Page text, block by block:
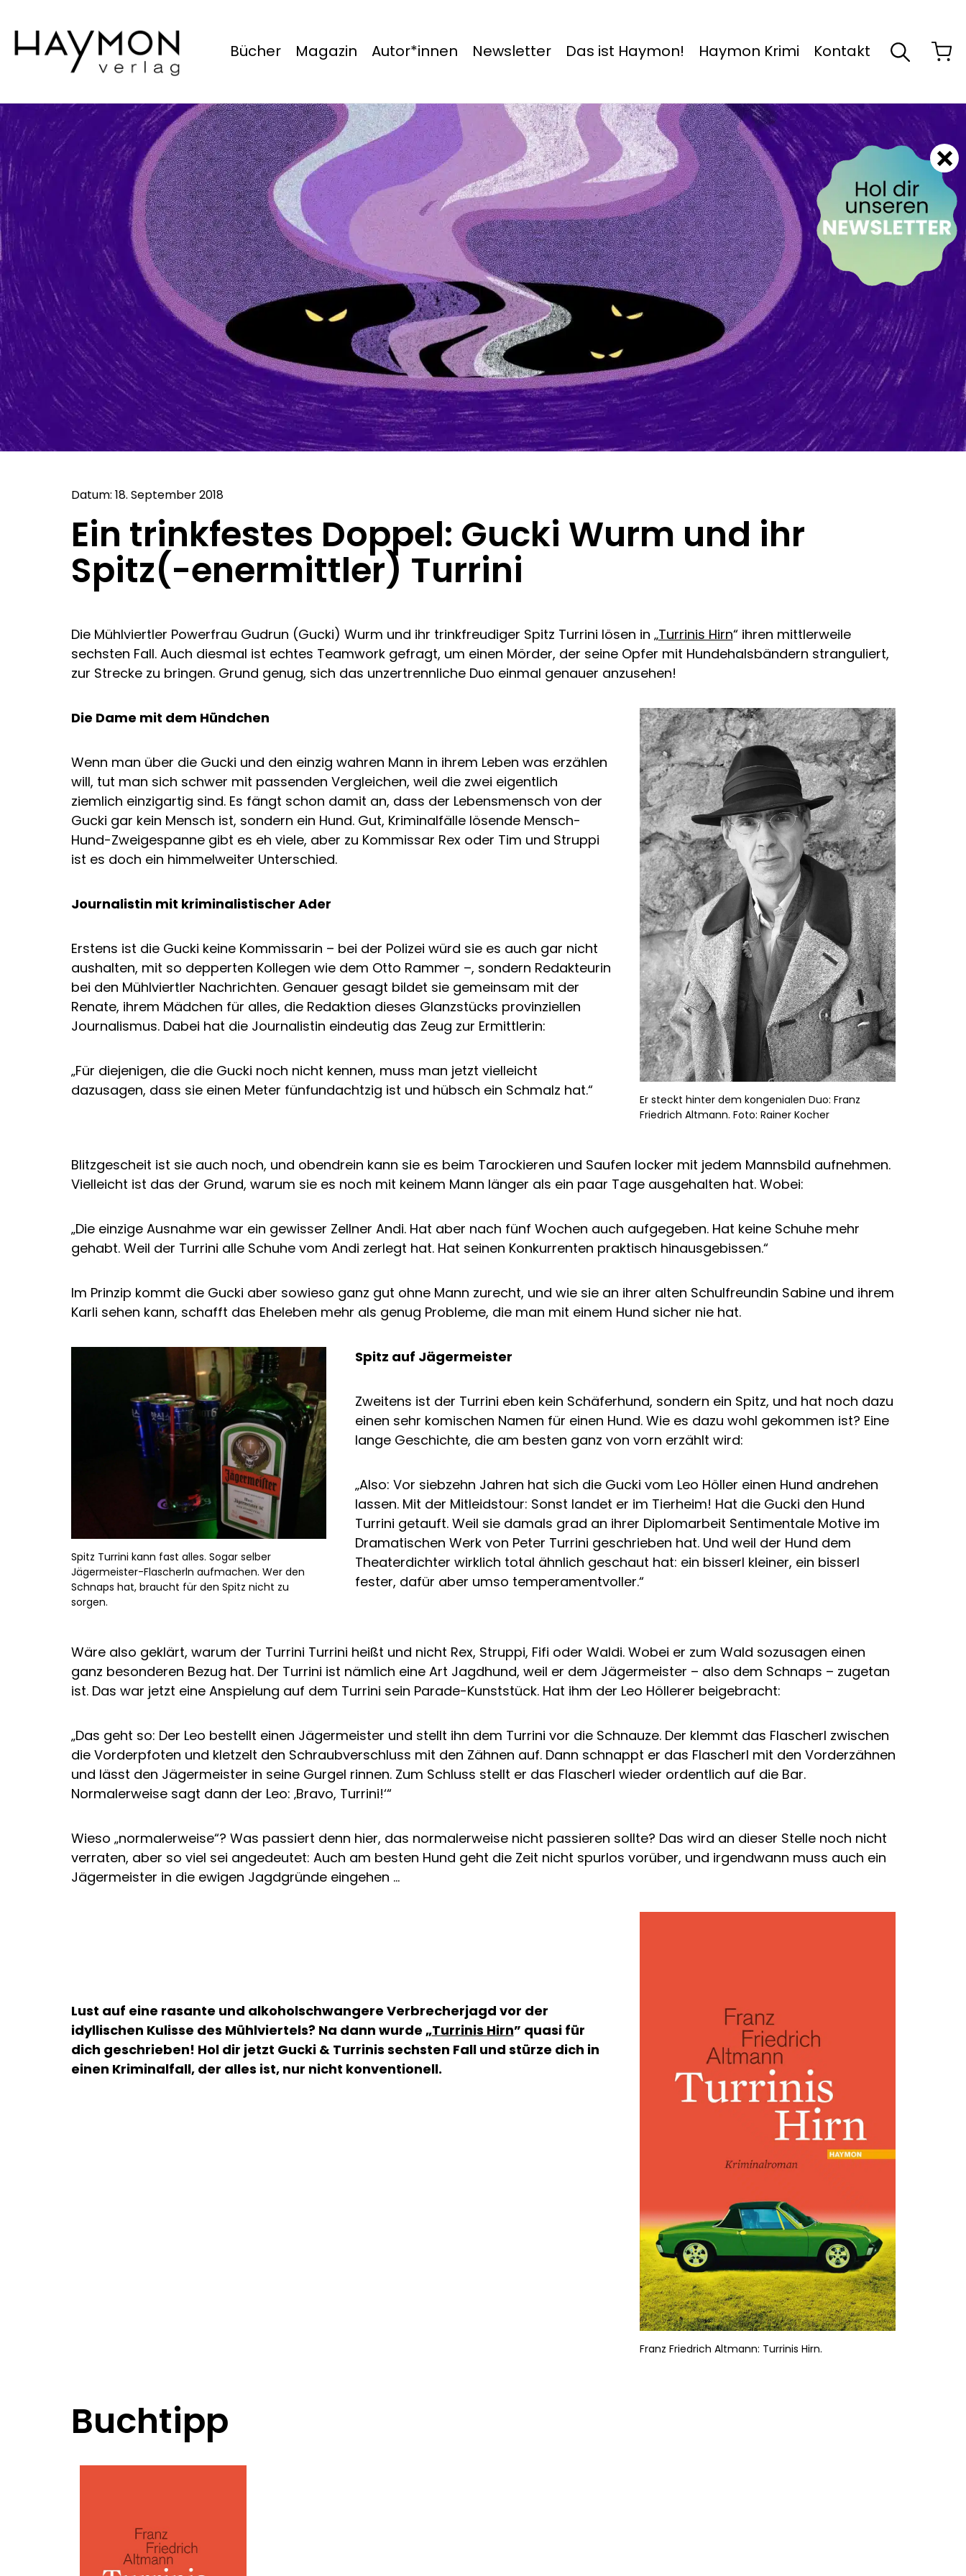
Bücher Magazin Autor*innen Newsletter Das ist Haymon! Haymon Krimi Kontakt
Datum: 18. September 2018
Ein trinkfestes Doppel: Gucki Wurm und ihr
Spitz(-enermittler) Turrini
Die Mühlviertler Powerfrau Gudrun (Gucki) Wurm und ihr trinkfreudiger Spitz Turrini lösen in „Turrinis Hirn“ ihren mittlerweile
sechsten Fall. Auch diesmal ist echtes Teamwork gefragt, um einen Mörder, der seine Opfer mit Hundehalsbändern stranguliert,
zur Strecke zu bringen. Grund genug, sich das unzertrennliche Duo einmal genauer anzusehen!
Er steckt hinter dem kongenialen Duo: Franz
Friedrich Altmann. Foto: Rainer Kocher
Die Dame mit dem Hündchen
Wenn man über die Gucki und den einzig wahren Mann in ihrem Leben was erzählen
will, tut man sich schwer mit passenden Vergleichen, weil die zwei eigentlich
ziemlich einzigartig sind. Es fängt schon damit an, dass der Lebensmensch von der
Gucki gar kein Mensch ist, sondern ein Hund. Gut, Kriminalfälle lösende Mensch-
Hund-Zweigespanne gibt es eh viele, aber zu Kommissar Rex oder Tim und Struppi
ist es doch ein himmelweiter Unterschied.
Journalistin mit kriminalistischer Ader
Erstens ist die Gucki keine Kommissarin – bei der Polizei würd sie es auch gar nicht
aushalten, mit so depperten Kollegen wie dem Otto Rammer –, sondern Redakteurin
bei den Mühlviertler Nachrichten. Genauer gesagt bildet sie gemeinsam mit der
Renate, ihrem Mädchen für alles, die Redaktion dieses Glanzstücks provinziellen
Journalismus. Dabei hat die Journalistin eindeutig das Zeug zur Ermittlerin:
„Für diejenigen, die die Gucki noch nicht kennen, muss man jetzt vielleicht
dazusagen, dass sie einen Meter fünfundachtzig ist und hübsch ein Schmalz hat.“
Blitzgescheit ist sie auch noch, und obendrein kann sie es beim Tarockieren und Saufen locker mit jedem Mannsbild aufnehmen.
Vielleicht ist das der Grund, warum sie es noch mit keinem Mann länger als ein paar Tage ausgehalten hat. Wobei:
„Die einzige Ausnahme war ein gewisser Zellner Andi. Hat aber nach fünf Wochen auch aufgegeben. Hat keine Schuhe mehr
gehabt. Weil der Turrini alle Schuhe vom Andi zerlegt hat. Hat seinen Konkurrenten praktisch hinausgebissen.“
Im Prinzip kommt die Gucki aber sowieso ganz gut ohne Mann zurecht, und wie sie an ihrer alten Schulfreundin Sabine und ihrem
Karli sehen kann, schafft das Eheleben mehr als genug Probleme, die man mit einem Hund sicher nie hat.
Spitz Turrini kann fast alles. Sogar selber
Jägermeister-Flascherln aufmachen. Wer den
Schnaps hat, braucht für den Spitz nicht zu
sorgen.
Spitz auf Jägermeister
Zweitens ist der Turrini eben kein Schäferhund, sondern ein Spitz, und hat noch dazu
einen sehr komischen Namen für einen Hund. Wie es dazu wohl gekommen ist? Eine
lange Geschichte, die am besten ganz von vorn erzählt wird:
„Also: Vor siebzehn Jahren hat sich die Gucki vom Leo Höller einen Hund andrehen
lassen. Mit der Mitleidstour: Sonst landet er im Tierheim! Hat die Gucki den Hund
Turrini getauft. Weil sie damals grad an ihrer Diplomarbeit Sentimentale Motive im
Dramatischen Werk von Peter Turrini geschrieben hat. Und weil der Hund dem
Theaterdichter wirklich total ähnlich geschaut hat: ein bisserl kleiner, ein bisserl
fester, dafür aber umso temperamentvoller.“
Wäre also geklärt, warum der Turrini Turrini heißt und nicht Rex, Struppi, Fifi oder Waldi. Wobei er zum Wald sozusagen einen
ganz besonderen Bezug hat. Der Turrini ist nämlich eine Art Jagdhund, weil er dem Jägermeister – also dem Schnaps – zugetan
ist. Das war jetzt eine Anspielung auf dem Turrini sein Parade-Kunststück. Hat ihm der Leo Höllerer beigebracht:
„Das geht so: Der Leo bestellt einen Jägermeister und stellt ihn dem Turrini vor die Schnauze. Der klemmt das Flascherl zwischen
die Vorderpfoten und kletzelt den Schraubverschluss mit den Zähnen auf. Dann schnappt er das Flascherl mit den Vorderzähnen
und lässt den Jägermeister in seine Gurgel rinnen. Zum Schluss stellt er das Flascherl wieder ordentlich auf die Bar.
Normalerweise sagt dann der Leo: ‚Bravo, Turrini!‘“
Wieso „normalerweise“? Was passiert denn hier, das normalerweise nicht passieren sollte? Das wird an dieser Stelle noch nicht
verraten, aber so viel sei angedeutet: Auch am besten Hund geht die Zeit nicht spurlos vorüber, und irgendwann muss auch ein
Jägermeister in die ewigen Jagdgründe eingehen …
Franz Friedrich Altmann: Turrinis Hirn.
Lust auf eine rasante und alkoholschwangere Verbrecherjagd vor der
idyllischen Kulisse des Mühlviertels? Na dann wurde „Turrinis Hirn” quasi für
dich geschrieben! Hol dir jetzt Gucki & Turrinis sechsten Fall und stürze dich in
einen Kriminalfall, der alles ist, nur nicht konventionell.
Buchtipp